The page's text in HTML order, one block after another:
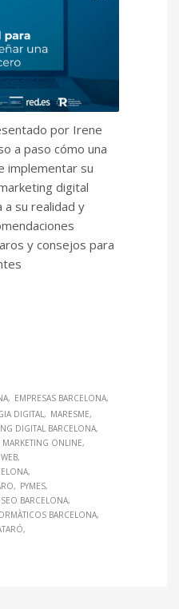
por Irene
a paso cómo una
implementar su
digital
su realidad y
y consejos para
EMPRESAS BARCELONA
DIGITAL
MARESME
DIGITAL BARCELONA
MARKETING ONLINE
PYMES
SEO BARCELONA
BARCELONA